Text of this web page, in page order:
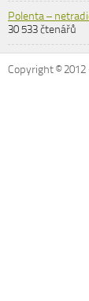
Polenta –
30 533 čtenářů
Copyright © 2012